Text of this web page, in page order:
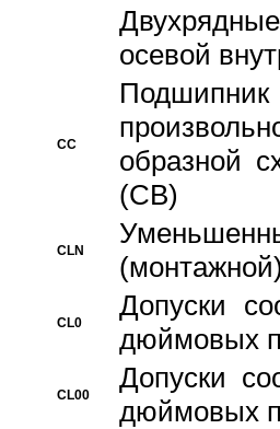
осевой
CC
образной
(CB)
CLN
CL0
Допуски
дюймовых
CL00
Допуски
дюймовых